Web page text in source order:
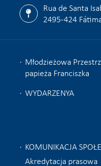
Rua de Santa
2495-424
Młodzieżowa
papieża Franciszka
WYDARZENYA
KOMUNIKACJA
Akredytacja prasowa